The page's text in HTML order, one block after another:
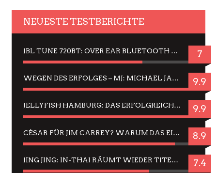
NEUESTE TESTBERICHTE
JBL TUNE 720BT: OVER EAR BLUETOOTH KOPFHÖRER UM DIE 50,-€ IM DAUER-TEST 7
WEGEN DES ERFOLGES – MJ: MICHAEL JACKSON MUSICAL IN EINER MATINEE SEHEN 9.9
JELLYFISH HAMBURG: DAS ERFOLGREICHE SOMMER-MENÜ 2025 IN GEFÜHLEN UND BILDERN 9.9
CÉSAR FÜR JIM CARREY? WARUM DAS EINER DER NERVIGSTEN ACTORS IST UND BLEIBT 8.9
JING JING: IN-THAI RÄUMT WIEDER TITEL AB – EIN ZWEI-STUNDEN-ERLEBNISBERICHT 7.4